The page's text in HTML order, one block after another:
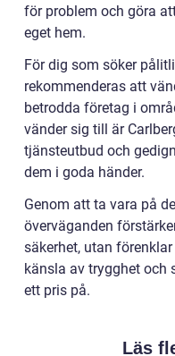
för problem och göra
eget hem.
För dig som söker
rekommenderas att
betrodda företag i
vänder sig till är
tjänsteutbud och
dem i goda händer.
Genom att ta vara på
överväganden
säkerhet, utan
känsla av trygghet och
ett pris på.
Läs